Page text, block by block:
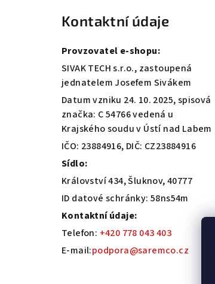
Kontaktní údaje
Provzovatel e-shopu:
SIVAK TECH s.r.o., zastoupená
jednatelem Josefem Sivákem
Datum vzniku 24. 10. 2025, spisová
značka: C 54766 vedená u
Krajského soudu v Ústí nad Labem
IČO: 23884916, DIČ: CZ23884916
Sídlo:
Království 434, Šluknov, 40777
ID datové schránky: 58ns54m
Kontaktní údaje:
Telefon: +420 778 043 403
E-mail:podpora@saremco.cz